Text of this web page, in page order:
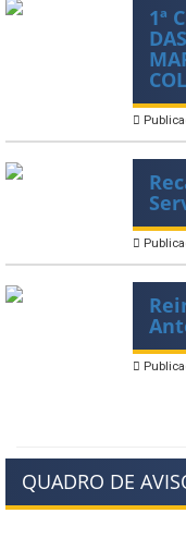
1ª
QUADRO DE